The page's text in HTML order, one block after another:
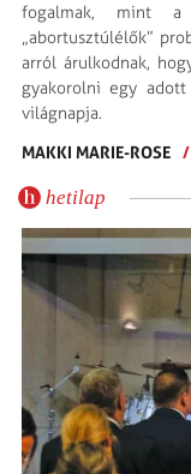
fogalmak, mint a
„abortusztúlélők”
arról árulkodnak,
gyakorolni egy adott
világnapja.
MAKKI MARIE-ROSE /
hetilap